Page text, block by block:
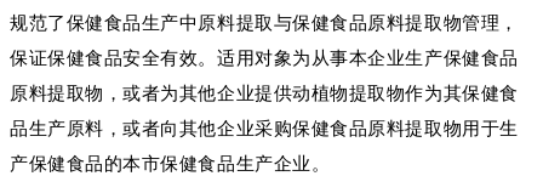
规范了保健食品生产中原料提取与保健食品原料提取物管理，
保证保健食品安全有效。适用对象为从事本企业生产保健食品
原料提取物，或者为其他企业提供动植物提取物作为其保健食
品生产原料，或者向其他企业采购保健食品原料提取物用于生
产保健食品的本市保健食品生产企业。